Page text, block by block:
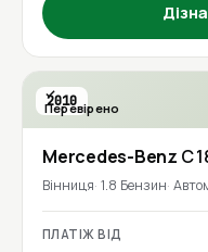
2010
Перевірено
Mercedes-Benz C
Вінниця 1.8 Бензин
ПЛАТІЖ ВІД